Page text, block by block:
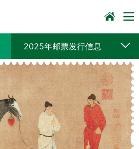
2025年邮票发行信息
2023年邮票发行信息
2021年邮票发行信息
2019年邮票发行信息